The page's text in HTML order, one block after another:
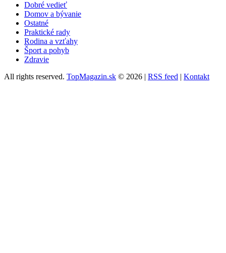
Dobré vedieť
Domov a bývanie
Ostatné
Praktické rady
Rodina a vzťahy
Šport a pohyb
Zdravie
All rights reserved. TopMagazin.sk © 2026 | RSS feed | Kontakt